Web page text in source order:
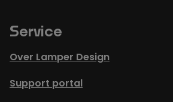
Service
Over Lamper Design
Support portal